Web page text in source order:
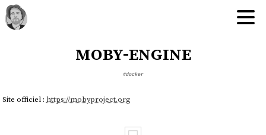
moby-engine
#docker
Site officiel : https://mobyproject.org